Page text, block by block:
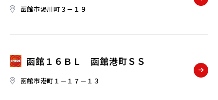
函館市湯川町３－１９
函館１６ＢＬ 函館港町ＳＳ
函館市港町１－１７－１３